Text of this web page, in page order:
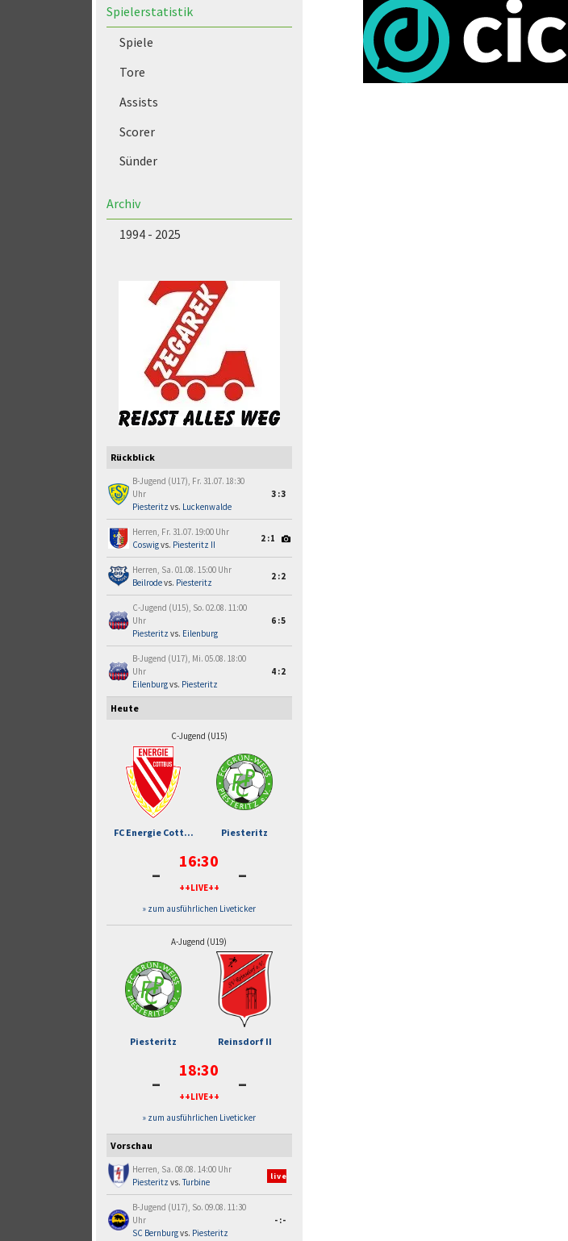
Spielerstatistik
Spiele
Tore
Assists
Scorer
Sünder
Archiv
1994 - 2025
Rückblick
B-Jugend (U17), Fr. 31.07. 18:30
Uhr
Piesteritz vs. Luckenwalde
3:3
Herren, Fr. 31.07. 19:00 Uhr
Coswigvs. Piesteritz II
2:1
Herren, Sa. 01.08. 15:00 Uhr
Beilrodevs. Piesteritz
2:2
C-Jugend (U15), So. 02.08. 11:00
Uhr
Piesteritz vs. Eilenburg
6:5
B-Jugend (U17), Mi. 05.08. 18:00
Uhr
Eilenburgvs. Piesteritz
4:2
Heute
C-Jugend (U15)
FC Energie Cott... Piesteritz
- 16:30
++LIVE++ -
» zum ausführlichen Liveticker
A-Jugend (U19)
Piesteritz Reinsdorf II
- 18:30
++LIVE++ -
» zum ausführlichen Liveticker
Vorschau
Herren, Sa. 08.08. 14:00 Uhr
Piesteritz vs.Turbine
live
B-Jugend (U17), So. 09.08. 11:30
Uhr
SC Bernburgvs. Piesteritz
-:-